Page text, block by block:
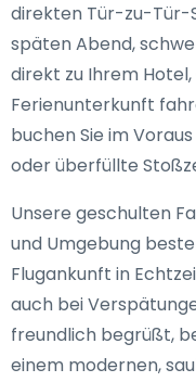
direkten Tür-zu-Tür-
späten Abend,
direkt zu Ihrem
Ferienunterkunft
buchen Sie im
oder überfüllte
Unsere geschulten
und Umgebung
Flugankunft in
auch bei
freundlich begrüßt,
einem modernen,